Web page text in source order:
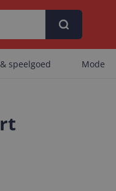
speelgoed Mode